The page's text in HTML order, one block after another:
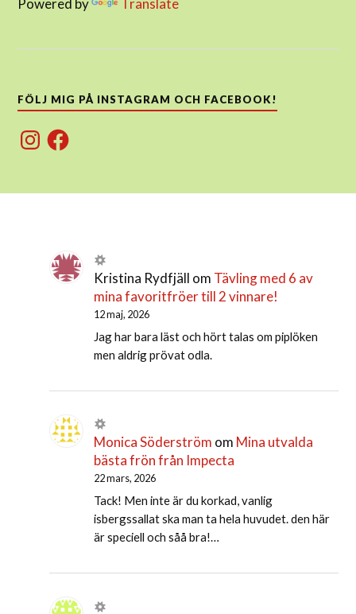
Powered by Translate
FÖLJ MIG PÅ INSTAGRAM OCH FACEBOOK!
InstagramFacebook
Kristina Rydfjäll om Tävling med 6 av
mina favoritfröer till 2 vinnare!
12 maj, 2026
Jag har bara läst och hört talas om piplöken
men aldrig prövat odla.
Monica Söderström om Mina utvalda
bästa frön från Impecta
22 mars, 2026
Tack! Men inte är du korkad, vanlig
isbergssallat ska man ta hela huvudet. den här
är speciell och såå bra!…